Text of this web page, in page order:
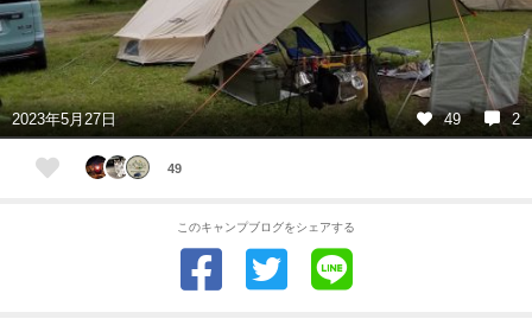
2023年5月27日 49 2
49
このキャンプブログをシェアする